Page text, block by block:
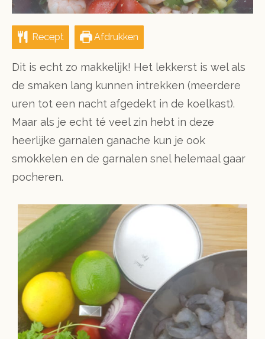
Recept Afdrukken
Dit is echt zo makkelijk! Het lekkerst is wel als
de smaken lang kunnen intrekken (meerdere
uren tot een nacht afgedekt in de koelkast).
Maar als je echt té veel zin hebt in deze
heerlijke garnalen ganache kun je ook
smokkelen en de garnalen snel helemaal gaar
pocheren.